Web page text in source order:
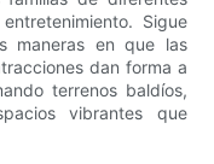
Sigue
maneras en que las
dan forma a
terrenos baldíos,
vibrantes que